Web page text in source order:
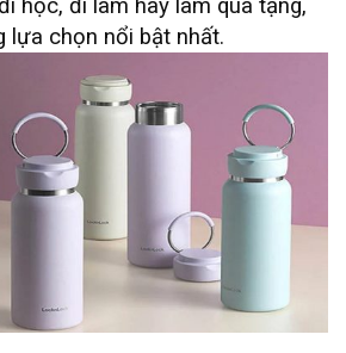
học, đi làm hay làm quà tặng,
lựa chọn nổi bật nhất.